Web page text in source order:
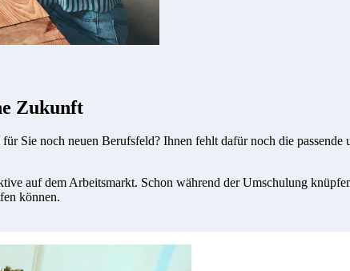
Zukunft
Sie noch neuen Berufsfeld? Ihnen fehlt dafür noch die
auf dem Arbeitsmarkt. Schon während der Umschulung
können.